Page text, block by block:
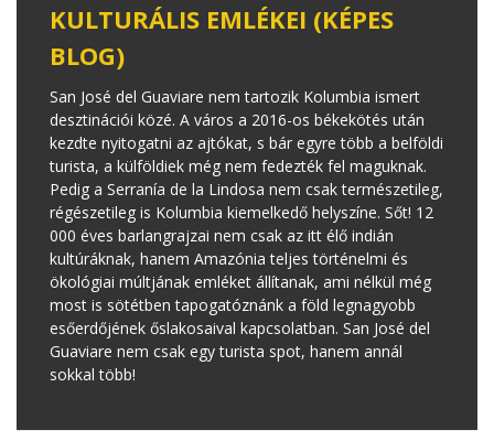
KULTURÁLIS EMLÉKEI (KÉPES
BLOG)
San José del Guaviare nem tartozik Kolumbia ismert
desztinációi közé. A város a 2016-os békekötés után
kezdte nyitogatni az ajtókat, s bár egyre több a belföldi
turista, a külföldiek még nem fedezték fel maguknak.
Pedig a Serranía de la Lindosa nem csak természetileg,
régészetileg is Kolumbia kiemelkedő helyszíne. Sőt! 12
000 éves barlangrajzai nem csak az itt élő indián
kultúráknak, hanem Amazónia teljes történelmi és
ökológiai múltjának emléket állítanak, ami nélkül még
most is sötétben tapogatóznánk a föld legnagyobb
esőerdőjének őslakosaival kapcsolatban. San José del
Guaviare nem csak egy turista spot, hanem annál
sokkal több!